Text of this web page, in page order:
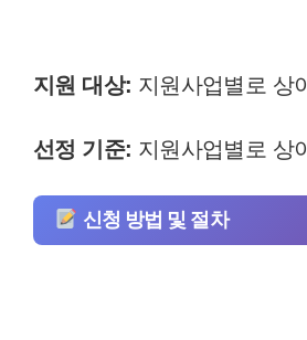
지원 대상: 지원사업별로 상이
선정 기준: 지원사업별로 상이
신청 방법 및 절차